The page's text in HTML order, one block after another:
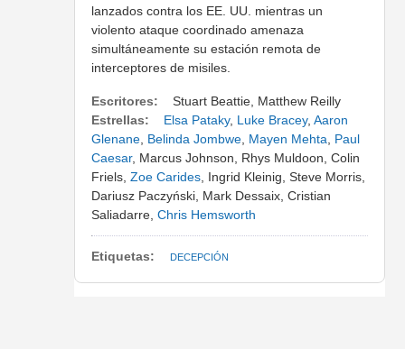
lanzados contra los EE. UU. mientras un
violento ataque coordinado amenaza
simultáneamente su estación remota de
interceptores de misiles.
Escritores:
Stuart Beattie, Matthew Reilly
Estrellas:
Elsa Pataky, Luke Bracey,Aaron
Glenane Belinda Jombwe Mayen Mehta
Paul
Caesar, Marcus Johnson, Rhys Muldoon, Colin
Friels,Zoe Carides , Ingrid Kleinig, Steve Morris,
Dariusz Paczyński, Mark Dessaix, Cristian
Saliadarre,Chris Hemsworth
Etiquetas: DECEPCIÓN